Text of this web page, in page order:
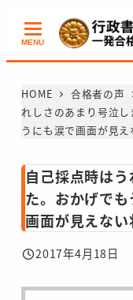
ン
MENU
HOME 合格者の声
れしさのあまり号泣
うにも涙で画面が見え
自己採点時は
た。おかげで
画面が見えない
投稿日
2017年4月18日